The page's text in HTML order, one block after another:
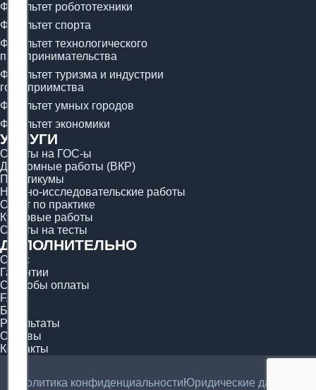
Факультет робототехники
Факультет спорта
Факультет технологического
предпринимательства
Факультет туризма и индустрии
гостеприимства
Факультет умных городов
Факультет экономики
УСЛУГИ
Ответы на ГОС-ы
Дипломные работы (ВКР)
Практикумы
Научно-исследовательские работы
Отчёт по практике
Курсовые работы
Ответы на тесты
ДОПОЛНИТЕЛЬНО
О нас
Гарантии
Способы оплаты
FAQ
Блог
Результаты
Отзывы
Контакты
Политика конфиденциальности Юридические данные